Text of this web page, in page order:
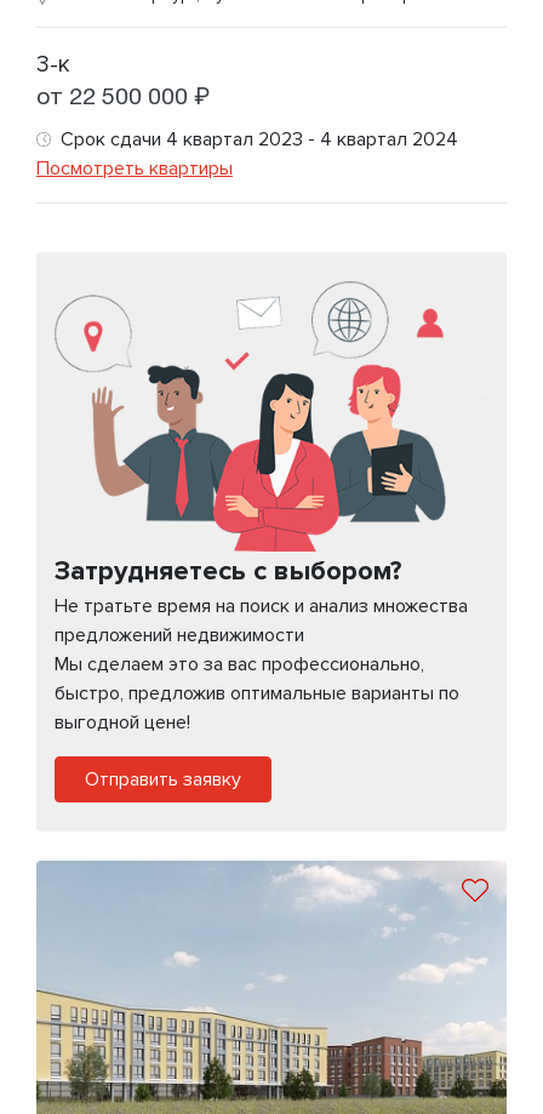
3-к
от 22 500 000 ₽
Срок сдачи 4 квартал 2023 - 4 квартал 2024
Посмотреть квартиры
Затрудняетесь с выбором?
Не тратьте время на поиск и анализ множества
предложений недвижимости
Мы сделаем это за вас профессионально,
быстро, предложив оптимальные варианты по
выгодной цене!
Отправить заявку